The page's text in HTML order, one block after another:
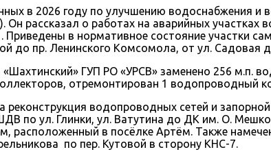
в 2026 году по улучшению водоснабжения и
рассказал о работах на аварийных
в нормативное состояние участки
до пр. Ленинского Комсомола, от ул. Садовая
ГУП РО «УРСВ» заменено 256 м.п.
отремонтирован 1 водопроводный
водопроводных сетей и
по ул. Глинки, ул. Ватутина до ДК им. О.
в посёлке Артём. Также
по пер. Кутовой в сторону КНС-7.